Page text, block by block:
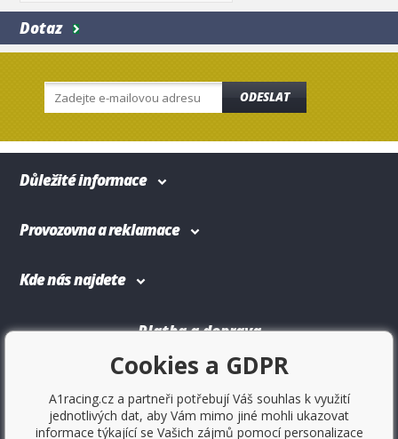
Dotaz
ODESLAT
Důležité informace
Provozovna a reklamace
Kde nás najdete
Platba a doprava
Cookies a GDPR
A1racing.cz a partneři potřebují Váš souhlas k využití
jednotlivých dat, aby Vám mimo jiné mohli ukazovat
informace týkající se Vašich zájmů pomocí personalizace